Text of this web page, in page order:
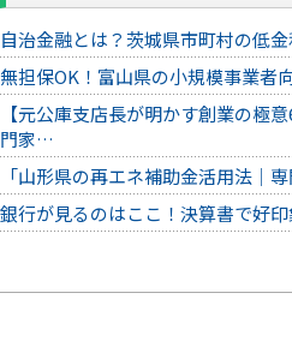
自治金融とは？茨城県市町村の低
無担保OK！富山県の小規模事業者
【元公庫支店長が明かす創業の極
門家…
「山形県の再エネ補助金活用法｜
銀行が見るのはここ！決算書で好